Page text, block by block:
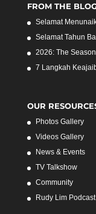
FROM THE
Selamat
Selamat Tahun
2026: The
7 Langkah
OUR
Photos Gallery
Videos Gallery
News & Events
TV Talkshow
Community
Rudy Lim Podcast